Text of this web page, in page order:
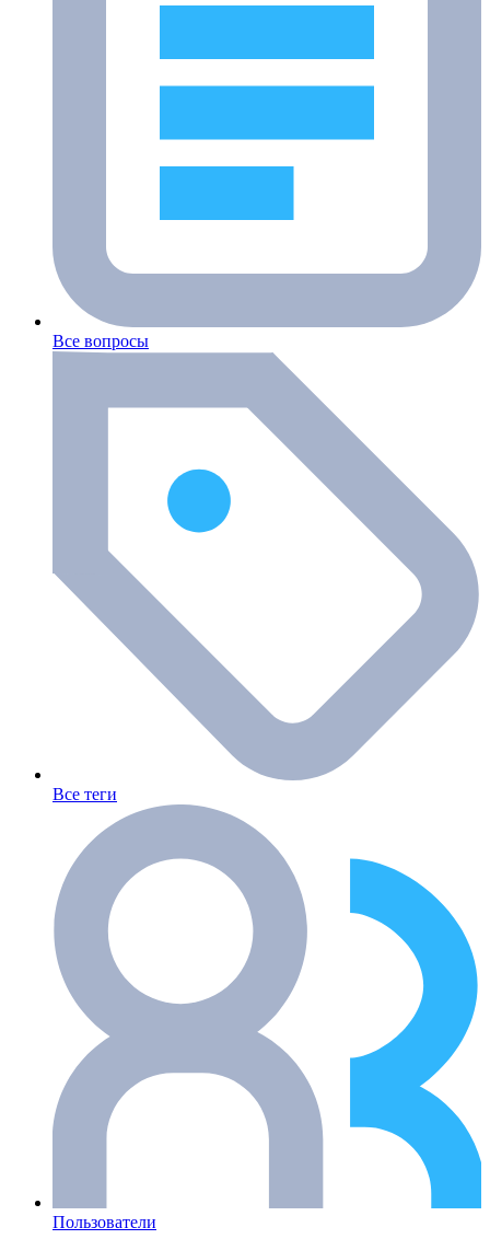
Все вопросы
Все теги
Пользователи